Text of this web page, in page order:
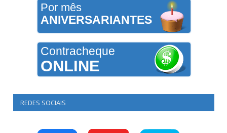
Por mês
ANIVERSARIANTES
Contracheque
ONLINE
REDES SOCIAIS